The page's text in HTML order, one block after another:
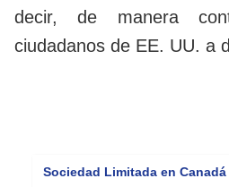
decir, de manera
ciudadanos de EE. UU. a
Compañía en